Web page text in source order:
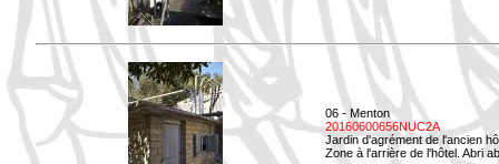
06 - Menton
20160600656NUC2A
Jardin d'agrément de l'ancien
Zone à l'arrière de l'hôtel. Abri